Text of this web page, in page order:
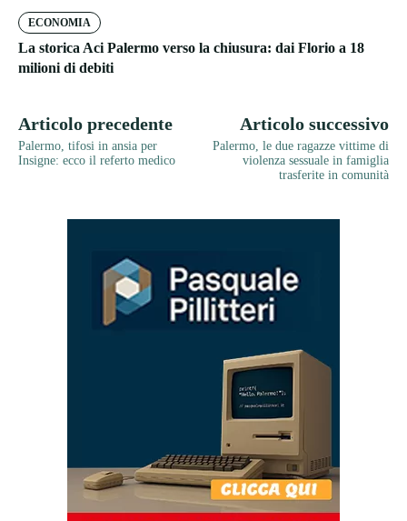
ECONOMIA
La storica Aci Palermo verso la chiusura: dai Florio a 18
milioni di debiti
Articolo precedente
Palermo, tifosi in ansia per
Insigne: ecco il referto medico
Articolo successivo
Palermo, le due ragazze vittime di
violenza sessuale in famiglia
trasferite in comunità